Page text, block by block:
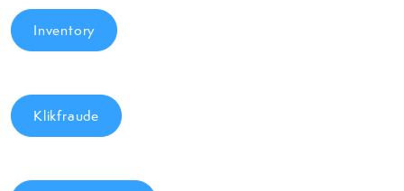
Inventory
Klikfraude